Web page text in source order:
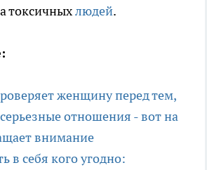
токсичныхлюдей.
женщину перед тем,
отношения - вот на
внимание
в себя кого угодно: